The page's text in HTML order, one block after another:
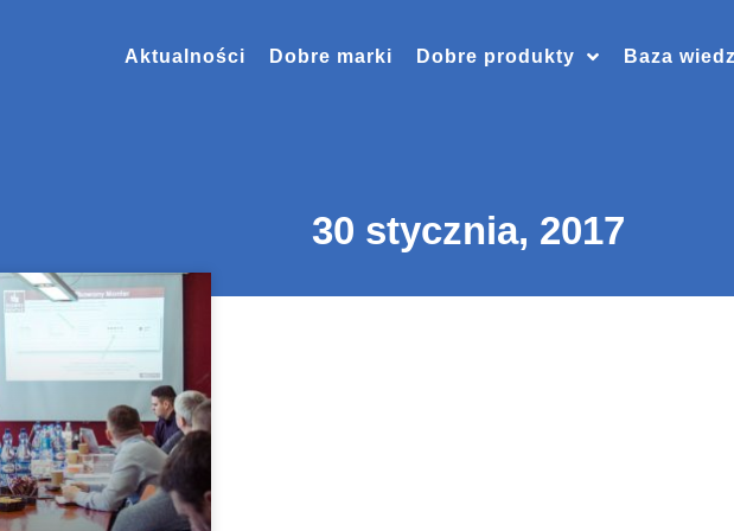
Aktualności Dobre marki Dobre produkty Baza
30 stycznia, 2017